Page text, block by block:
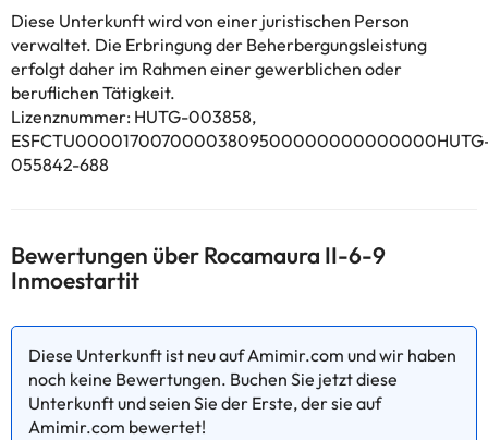
Unterkunft Handtücher und Bettwäsche gegen Aufpreis bieten.
Teatre-Museu Dalí liegt 42 km von der Unterkunft Rocamaura II-
6-9 inmoestartit entfernt, während Golfplatz Peralada 50 km
entfernt ist. Der nächstgelegene Flughafen ist der Flughafen
Girona-Costa Brava, 56 km von der Unterkunft Rocamaura II-6-
9 inmoestartit entfernt.
In dieser Unterkunft sind weder
Junggesellen-/Junggesellinnenabschiede noch ähnliche Feiern
Einige der aufgeführten Leistungen können kostenpflichtig sein.
Die entsprechenden Preise könnt ihr direkt bei der Unterkunft
Unterkunft geändert werden. Wenn ihr Fragen habt, kontaktiert
uns.
Diese Unterkunft wird von einer juristischen Person
verwaltet. Die Erbringung der Beherbergungsleistung
erfolgt daher im Rahmen einer gewerblichen oder
beruflichen Tätigkeit.
Lizenznummer: HUTG-003858,
055842-688
Bewertungen über Rocamaura II-6-9
Inmoestartit
Diese Unterkunft ist neu auf Amimir.com und wir haben
noch keine Bewertungen. Buchen Sie jetzt diese
Unterkunft und seien Sie der Erste, der sie auf
Amimir.com bewertet!